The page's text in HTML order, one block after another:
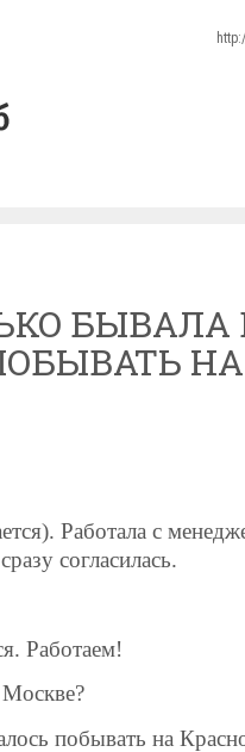
БЫВАЛА
Работала с
согласилась.
Работаем!
побывать на